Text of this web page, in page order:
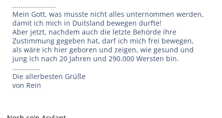
......................
Mein Gott, was musste nicht alles unternommen werden,
damit ich mich in Duitsland bewegen durfte!
Aber jetzt, nachdem auch die letzte Behörde ihre
Zustimmung gegeben hat, darf ich mich frei bewegen,
als wäre ich hier geboren und zeigen, wie gesund und
jung ich nach 20 Jahren und 290.000 Wersten bin.
..............
Die allerbesten Grüße
von Rein